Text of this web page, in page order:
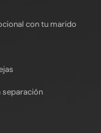
con tu marido
separación